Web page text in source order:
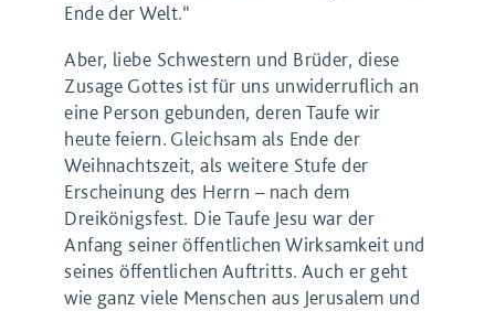
Ende der Welt.“
Aber, liebe Schwestern und Brüder, diese
Zusage Gottes ist für uns unwiderruflich an
eine Person gebunden, deren Taufe wir
heute feiern. Gleichsam als Ende der
Weihnachtszeit, als weitere Stufe der
Erscheinung des Herrn – nach dem
Dreikönigsfest. Die Taufe Jesu war der
Anfang seiner öffentlichen Wirksamkeit und
seines öffentlichen Auftritts. Auch er geht
wie ganz viele Menschen aus Jerusalem und